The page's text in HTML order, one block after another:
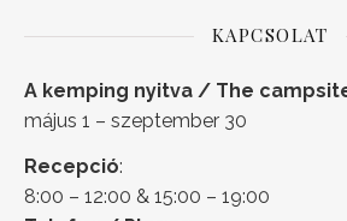
KAPCSOLAT
A kemping nyitva / The
május 1 – szeptember 30
Recepció:
8:00 – 12:00 & 15:00 – 19:00